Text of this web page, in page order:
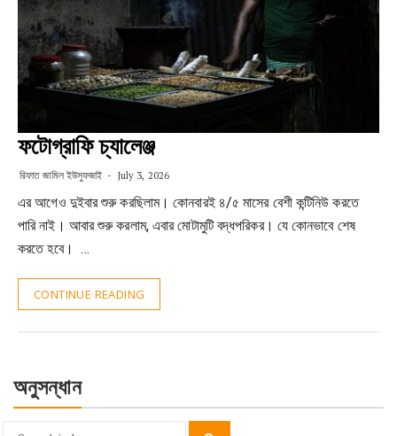
ফটোগ্রাফি চ্যালেঞ্জ
রিফাত জামিল ইউসুফজাই July 3, 2026
এর আগেও দুইবার শুরু করছিলাম। কোনবারই ৪/৫ মাসের বেশী কন্টিনিউ করতে
পারি নাই। আবার শুরু করলাম, এবার মোটামুটি বদ্ধপরিকর। যে কোনভাবে শেষ
করতে হবে। …
CONTINUE READING
অনুসন্ধান